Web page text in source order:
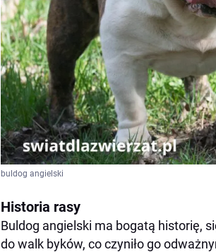
buldog angielski
Historia rasy
Buldog angielski ma bogatą historię,
do walk byków, co czyniło go